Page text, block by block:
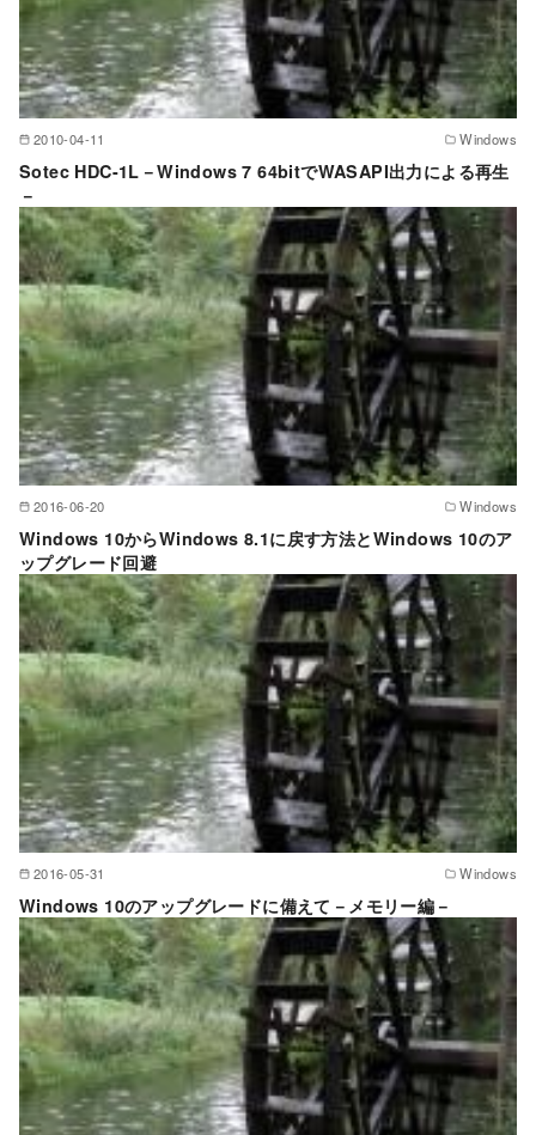
2010-04-11 Windows
Sotec HDC-1L－Windows 7 64bitでWASAPI出力による再生
－
2016-06-20 Windows
Windows 10からWindows 8.1に戻す方法とWindows 10のア
ップグレード回避
2016-05-31 Windows
Windows 10のアップグレードに備えて－メモリー編－